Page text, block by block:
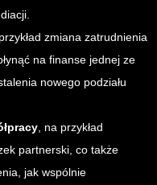
zmiana zatrudnienia
na finanse jednej ze
nowego podziału
, na przykład
partnerski, co także
jak wspólnie